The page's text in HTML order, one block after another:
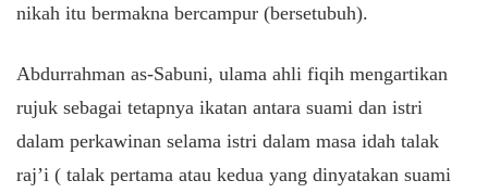
nikah itu bermakna bercampur (bersetubuh).
Abdurrahman as-Sabuni, ulama ahli fiqih mengartikan
rujuk sebagai tetapnya ikatan antara suami dan istri
dalam perkawinan selama istri dalam masa idah talak
raj’i ( talak pertama atau kedua yang dinyatakan suami